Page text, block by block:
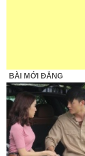
BÀI MỚI ĐĂNG